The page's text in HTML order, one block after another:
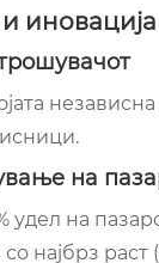
на
удел на
најбрз раст